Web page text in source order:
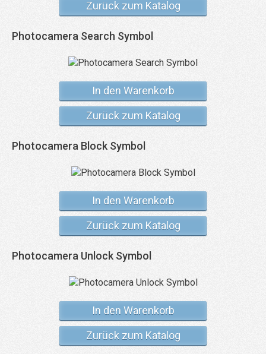
Zurück zum Katalog
Photocamera Search Symbol
In den Warenkorb
Zurück zum Katalog
Photocamera Block Symbol
In den Warenkorb
Zurück zum Katalog
Photocamera Unlock Symbol
In den Warenkorb
Zurück zum Katalog